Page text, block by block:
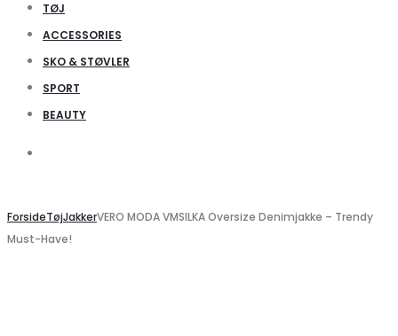
TØJ
ACCESSORIES
SKO & STØVLER
SPORT
BEAUTY
ForsideTøjJakkerVERO MODA VMSILKA Oversize Denimjakke – Trendy
Must-Have!